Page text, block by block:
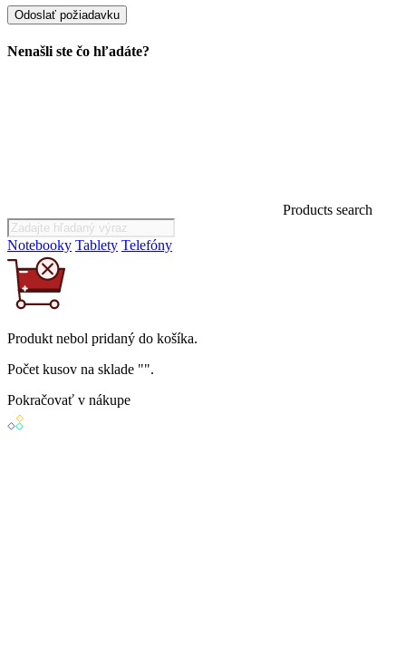
Nenašli ste čo hľadáte?
Products search
Notebooky Tablety Telefóny
Produkt nebol pridaný do košíka.
Počet kusov na sklade "".
Pokračovať v nákupe